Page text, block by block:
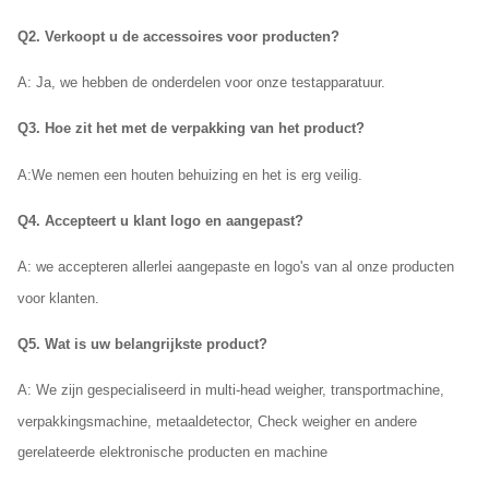
Q2. Verkoopt u de accessoires voor producten?
A: Ja, we hebben de onderdelen voor onze testapparatuur.
Q3. Hoe zit het met de verpakking van het product?
A:We nemen een houten behuizing en het is erg veilig.
Q4. Accepteert u klant logo en aangepast?
A: we accepteren allerlei aangepaste en logo's van al onze producten
voor klanten.
Q5. Wat is uw belangrijkste product?
A: We zijn gespecialiseerd in multi-head weigher, transportmachine,
verpakkingsmachine, metaaldetector, Check weigher en andere
gerelateerde elektronische producten en machine